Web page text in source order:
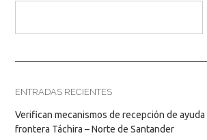
ENTRADAS RECIENTES
Verifican mecanismos de recepción de
frontera Táchira – Norte de Santander